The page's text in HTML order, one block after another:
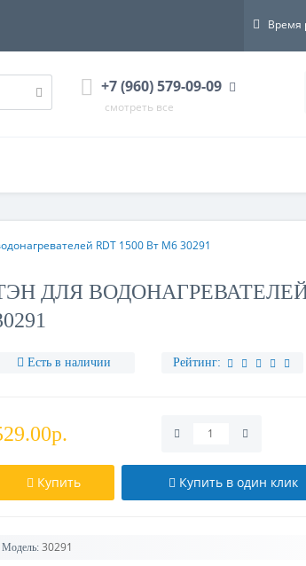
Время
+7 (960) 579-09-09
смотреть все
RDT 1500 Вт М6 30291
ДЛЯ ВОДОНАГРЕВАТЕЛЕЙ
Есть в наличии Рейтинг:
Купить Купить в один клик
Модель: 30291